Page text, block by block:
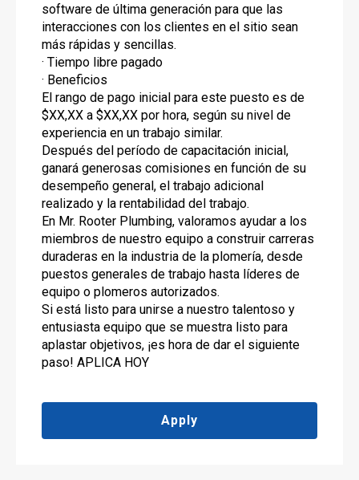
software de última generación para que las
interacciones con los clientes en el sitio sean
más rápidas y sencillas.
· Tiempo libre pagado
· Beneficios
El rango de pago inicial para este puesto es de
$XX,XX a $XX,XX por hora, según su nivel de
experiencia en un trabajo similar.
Después del período de capacitación inicial,
ganará generosas comisiones en función de su
desempeño general, el trabajo adicional
realizado y la rentabilidad del trabajo.
En Mr. Rooter Plumbing, valoramos ayudar a los
miembros de nuestro equipo a construir carreras
duraderas en la industria de la plomería, desde
puestos generales de trabajo hasta líderes de
equipo o plomeros autorizados.
Si está listo para unirse a nuestro talentoso y
entusiasta equipo que se muestra listo para
aplastar objetivos, ¡es hora de dar el siguiente
paso! APLICA HOY
Apply